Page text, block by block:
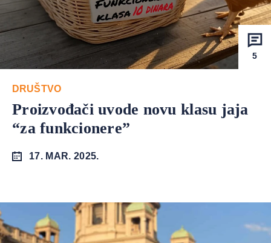
5
DRUŠTVO
Proizvođači uvode novu klasu jaja
“za funkcionere”
17. MAR. 2025.